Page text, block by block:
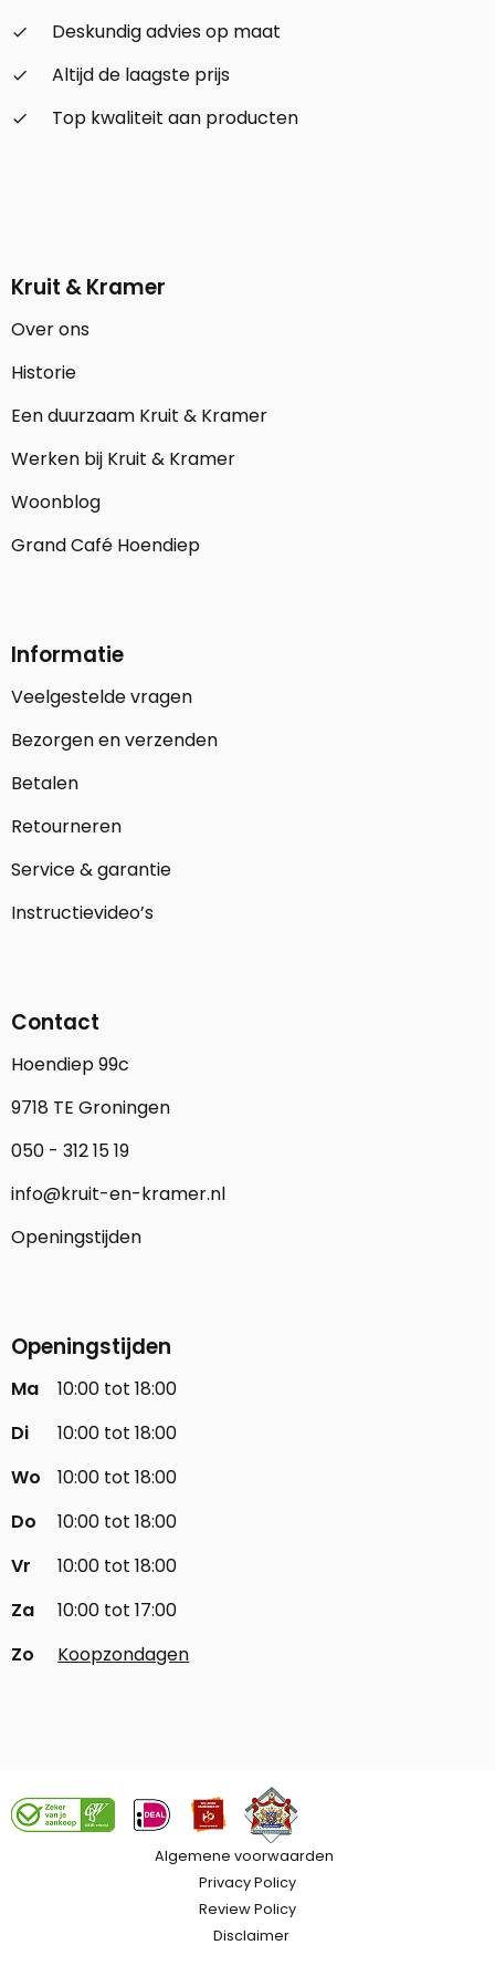
check_small
Deskundig advies op maat
check_small
Altijd de laagste prijs
check_small
Top kwaliteit aan producten
Kruit & Kramer
Over ons
Historie
Een duurzaam Kruit & Kramer
Werken bij Kruit & Kramer
Woonblog
Grand Café Hoendiep
Informatie
Veelgestelde vragen
Bezorgen en verzenden
Betalen
Retourneren
Service & garantie
Instructievideo’s
Contact
Hoendiep 99c
9718 TE Groningen
050 - 312 15 19
info@kruit-en-kramer.nl
Openingstijden
Openingstijden
Ma
10:00 tot 18:00
Di
10:00 tot 18:00
Wo
10:00 tot 18:00
Do
10:00 tot 18:00
Vr
10:00 tot 18:00
Za
10:00 tot 17:00
Zo
Koopzondagen
Algemene voorwaarden
Privacy Policy
Review Policy
Disclaimer